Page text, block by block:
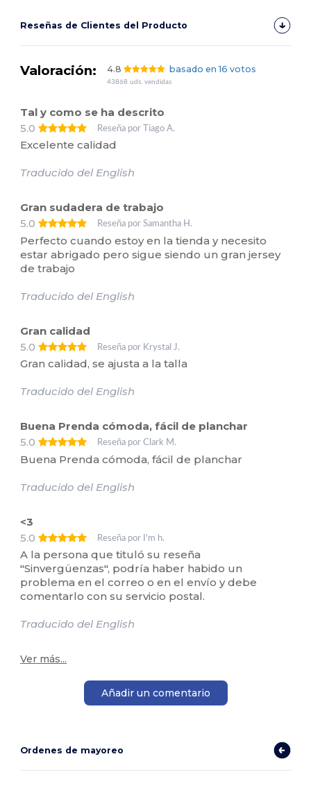
Reseñas de Clientes del Producto
Valoración: 4.8 basado en 16 votos
43868 uds. vendidas
Tal y como se ha descrito
5.0
Reseña por Tiago A.
Excelente calidad
Traducido del English
Gran sudadera de trabajo
5.0
Reseña por Samantha H.
Perfecto cuando estoy en la tienda y necesito
estar abrigado pero sigue siendo un gran jersey
de trabajo
Traducido del English
Gran calidad
5.0
Reseña por Krystal J.
Gran calidad, se ajusta a la talla
Traducido del English
Buena Prenda cómoda, fácil de planchar
5.0
Reseña por Clark M.
Buena Prenda cómoda, fácil de planchar
Traducido del English
<3
5.0
Reseña por I'm h.
A la persona que tituló su reseña
"Sinvergüenzas", podría haber habido un
problema en el correo o en el envío y debe
comentarlo con su servicio postal.
Traducido del English
Ver más...
Añadir un comentario
Ordenes de mayoreo